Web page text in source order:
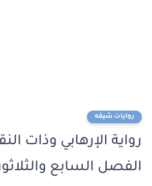
روايات شيقه
رواية الإرهابي وذات